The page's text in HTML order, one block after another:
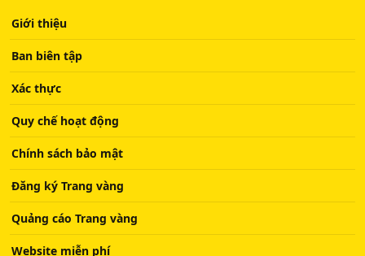
Giới thiệu
Ban biên tập
Xác thực
Quy chế hoạt động
Chính sách bảo mật
Đăng ký Trang vàng
Quảng cáo Trang vàng
Website miễn phí